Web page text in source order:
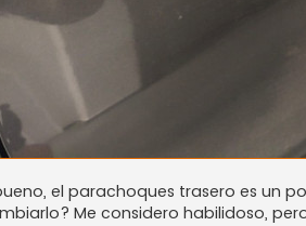
el parachoques trasero es un
Me considero habilidoso,